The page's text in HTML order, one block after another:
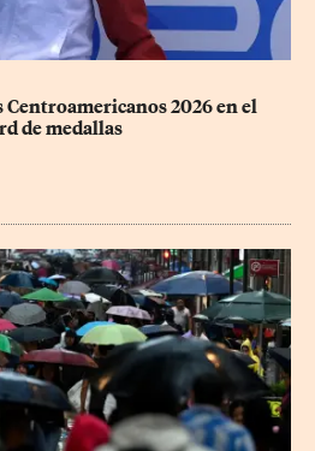
Centroamericanos 2026 en el
de medallas